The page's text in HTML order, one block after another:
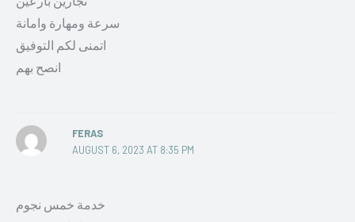
سرعة ومهارة وامانة
اتمنى لكم التوفيق
انصح بهم
FERAS
AUGUST 6, 2023 AT 8:35 PM
خدمة خمس نجوم